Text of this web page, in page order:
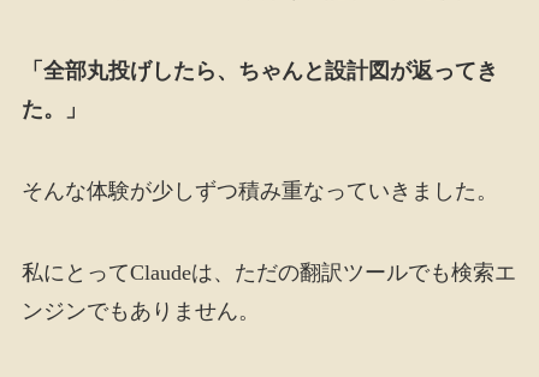
「全部丸投げしたら、ちゃんと設計図が返ってき
た。」
そんな体験が少しずつ積み重なっていきました。
私にとってClaudeは、ただの翻訳ツールでも検索エ
ンジンでもありません。